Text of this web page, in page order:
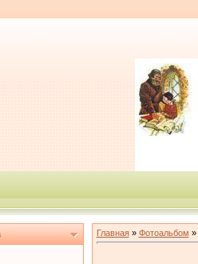
Главная» Фотоальбом »